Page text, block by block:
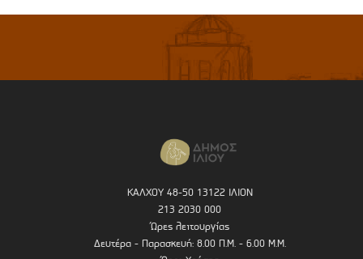
ΚΑΛΧΟΥ 48-50 13122 ΙΛΙΟΝ
213 2030 000
Ώρες λειτουργίας
Δευτέρα - Παρασκευή: 8.00 Π.Μ. - 6.00 Μ.Μ.